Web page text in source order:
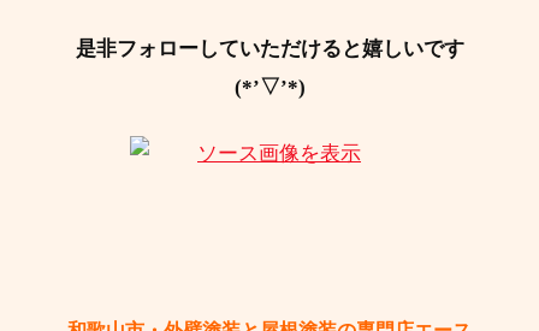
是非フォローしていただけると嬉しいです
(*’▽’*)